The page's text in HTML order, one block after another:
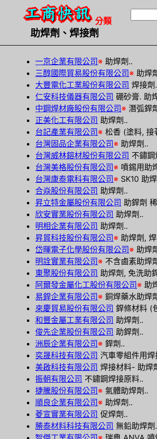
分類
助焊劑、焊接劑
一京企業有限公司 ※助焊劑..
三醇國際貿易股份有限公司 ※助焊
大豐電化工業股份有限公司 焊接劑
仁安科技儀器有限公司 硼砂膏. 助
中鋼焊材廠股份有限公司 ※潛弧銲
正美化工有限公司 助焊劑..
台記產業有限公司 ※松香 (塗料, 接
台灣固品企業有限公司 ※助焊劑..
台灣威林鎔材股份有限公司 不鏽
台灣美格股份有限公司 ※ 噴錫用助
台灣康泰電科有限公司 ※ SK10 助
合焱股份有限公司 助焊劑..
昇立特金屬股份有限公司 助銲劑
欣安實業股份有限公司 助焊劑..
明相企業有限公司 助焊劑..
昇貿科技股份有限公司 ※助焊劑,
岱暉電子化學股份有限公司 ※助焊
明詮實業有限公司 ※ 不含鹵素助焊
東聚股份有限公司 助焊劑, 免洗助
阿爾發金屬化工股份有限公司 ※助
易銲企業有限公司 ※銅焊藥水助焊
來慶貿易股份有限公司 銲條材料 (
和豐金屬工業有限公司 助焊劑..
俊先企業股份有限公司 助銲劑..
洲辰企業有限公司 ※銲劑..
奕晟科技有限公司 汽車零組件用
美啟科技有限公司 焊接材料- 助焊
振朝有限公司 不鏽鋼焊接原料..
捷騰股份有限公司 ※氣體助焊劑..
順良企業有限公司 ※助焊劑..
菱宣實業有限公司 促焊劑..
勝泰材料科技有限公司 無鉛助焊劑